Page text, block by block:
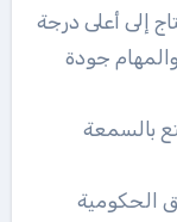
إلى أعلى درجة
جودة
بالسمعة
الحكومية